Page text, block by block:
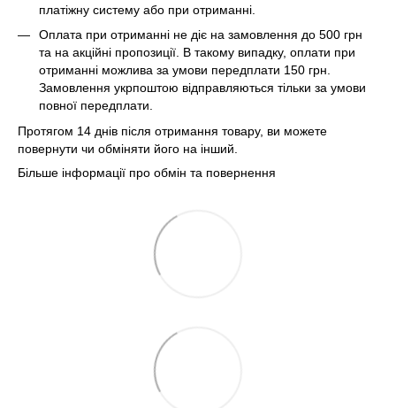
платіжну систему або при отриманні.
Оплата при отриманні не діє на замовлення до 500 грн
та на акційні пропозиції. В такому випадку, оплати при
отриманні можлива за умови передплати 150 грн.
Замовлення укрпоштою відправляються тільки за умови
повної передплати.
Протягом 14 днів після отримання товару, ви можете
повернути чи обміняти його на інший.
Більше інформації про обмін та повернення